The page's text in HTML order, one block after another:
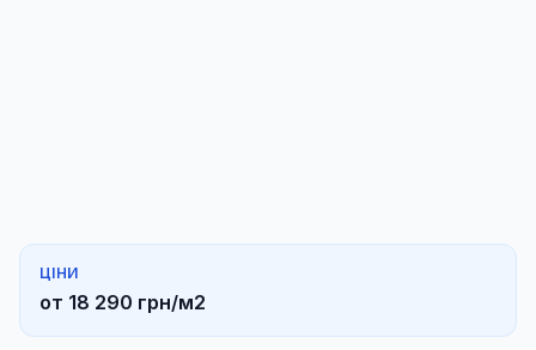
ЦІНИ
от 18 290 грн/м2